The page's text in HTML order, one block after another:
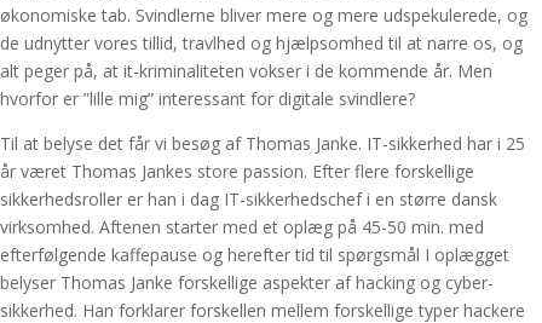
økonomiske tab. Svindlerne bliver mere og mere udspekulerede, og
de udnytter vores tillid, travlhed og hjælpsomhed til at narre os, og
alt peger på, at it-kriminaliteten vokser i de kommende år. Men
hvorfor er ”lille mig” interessant for digitale svindlere?
Til at belyse det får vi besøg af Thomas Janke. IT-sikkerhed har i 25
år været Thomas Jankes store passion. Efter flere forskellige
sikkerhedsroller er han i dag IT-sikkerhedschef i en større dansk
virksomhed. Aftenen starter med et oplæg på 45-50 min. med
efterfølgende kaffepause og herefter tid til spørgsmål I oplægget
belyser Thomas Janke forskellige aspekter af hacking og cyber-
sikkerhed. Han forklarer forskellen mellem forskellige typer hackere